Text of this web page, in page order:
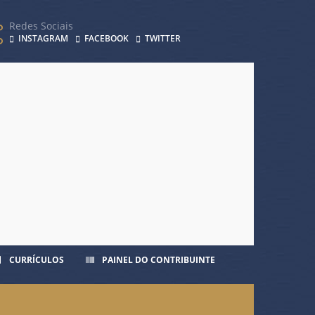
Redes Sociais
INSTAGRAM FACEBOOK TWITTER
CURRÍCULOS PAINEL DO CONTRIBUINTE